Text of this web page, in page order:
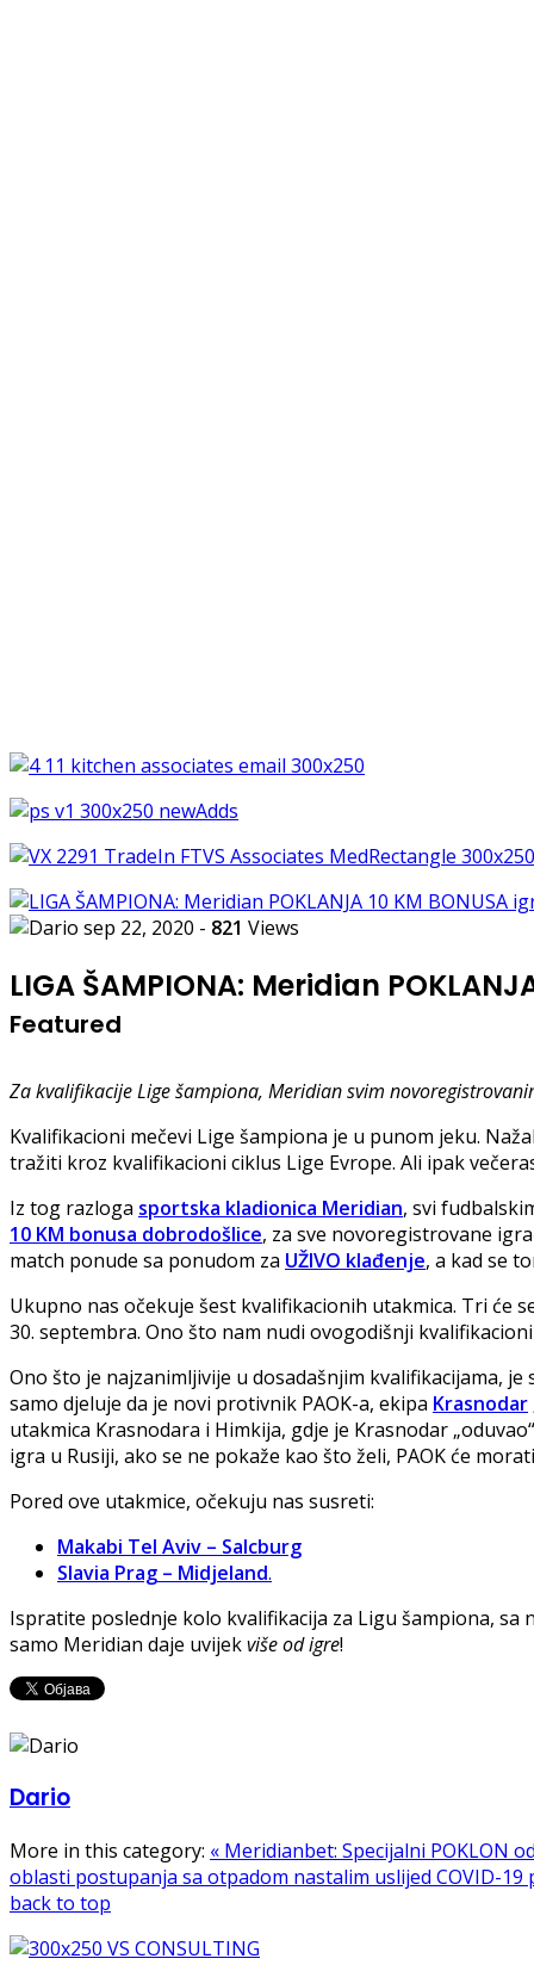
sep 22, 2020 - 821 Views
LIGA ŠAMPIONA: Meridian
Featured
Za kvalifikacije Lige šampiona, Meridian svim
Kvalifikacioni mečevi Lige šampiona je u punom jeku.
tražiti kroz kvalifikacioni ciklus Lige Evrope. Ali ipak
Iz tog razloga sportska kladionica Meridian, svi
10 KM bonusa dobrodošlice, za sve novoregistrovane
match ponude sa ponudom za UŽIVO klađenje, a kad se
Ukupno nas očekuje šest kvalifikacionih utakmica. Tri će
30. septembra. Ono što nam nudi ovogodišnji
Ono što je najzanimljivije u dosadašnjim kvalifikacijama,
samo djeluje da je novi protivnik PAOK-a, ekipa Krasnodar
utakmica Krasnodara i Himkija, gdje je Krasnodar
igra u Rusiji, ako se ne pokaže kao što želi, PAOK će
Pored ove utakmice, očekuju nas susreti:
Makabi Tel Aviv – Salcburg
Slavia Prag – Midjeland.
Ispratite poslednje kolo kvalifikacija za Ligu šampiona,
samo Meridian daje uvijekviše od igre!
Dario
More in this category: « Meridianbet: Specijalni POKLON
oblasti postupanja sa otpadom nastalim uslijed COVID-19
back to top